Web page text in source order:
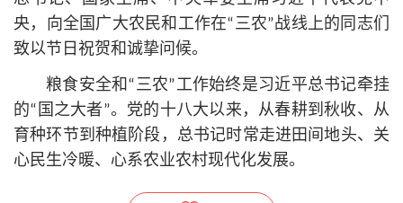
央，向全国广大农民和工作在“三农”战线上的同志们
致以节日祝贺和诚挚问候。
粮食安全和“三农”工作始终是习近平总书记牵挂
的“国之大者”。党的十八大以来，从春耕到秋收、从
育种环节到种植阶段，总书记时常走进田间地头、关
心民生冷暖、心系农业农村现代化发展。